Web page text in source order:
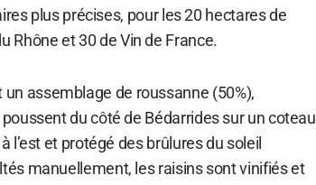
plus précises, pour les 20 hectares de
Rhône et 30 de Vin de France.
assemblage de roussanne (50%),
du côté de Bédarrides sur un coteau
l’est et protégé des brûlures du soleil
manuellement, les raisins sont vinifiés et